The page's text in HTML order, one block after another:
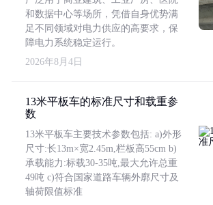
和数据中心等场所，凭借自身优势满
足不同领域对电力供应的高要求，保
障电力系统稳定运行。
2026年8月4日
13米平板车的标准尺寸和载重参
数
13米平板车主要技术参数包括: a)外形
尺寸:长13m×宽2.45m,栏板高55cm b)
承载能力:标载30-35吨,最大允许总重
49吨 c)符合国家道路车辆外廓尺寸及
轴荷限值标准